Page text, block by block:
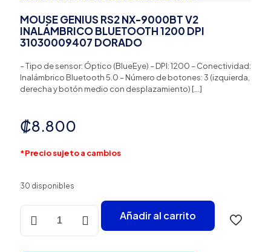
MOUSE GENIUS RS2 NX-9000BT V2
INALÁMBRICO BLUETOOTH 1200 DPI
31030009407 DORADO
– Tipo de sensor: Óptico (BlueEye) – DPI: 1200 – Conectividad:
Inalámbrico Bluetooth 5.0 – Número de botones: 3 (izquierda,
derecha y botón medio con desplazamiento) […]
₡8.800
*Precio sujeto a cambios
30 disponibles
MOUSE
RS2
Añadir al carrito